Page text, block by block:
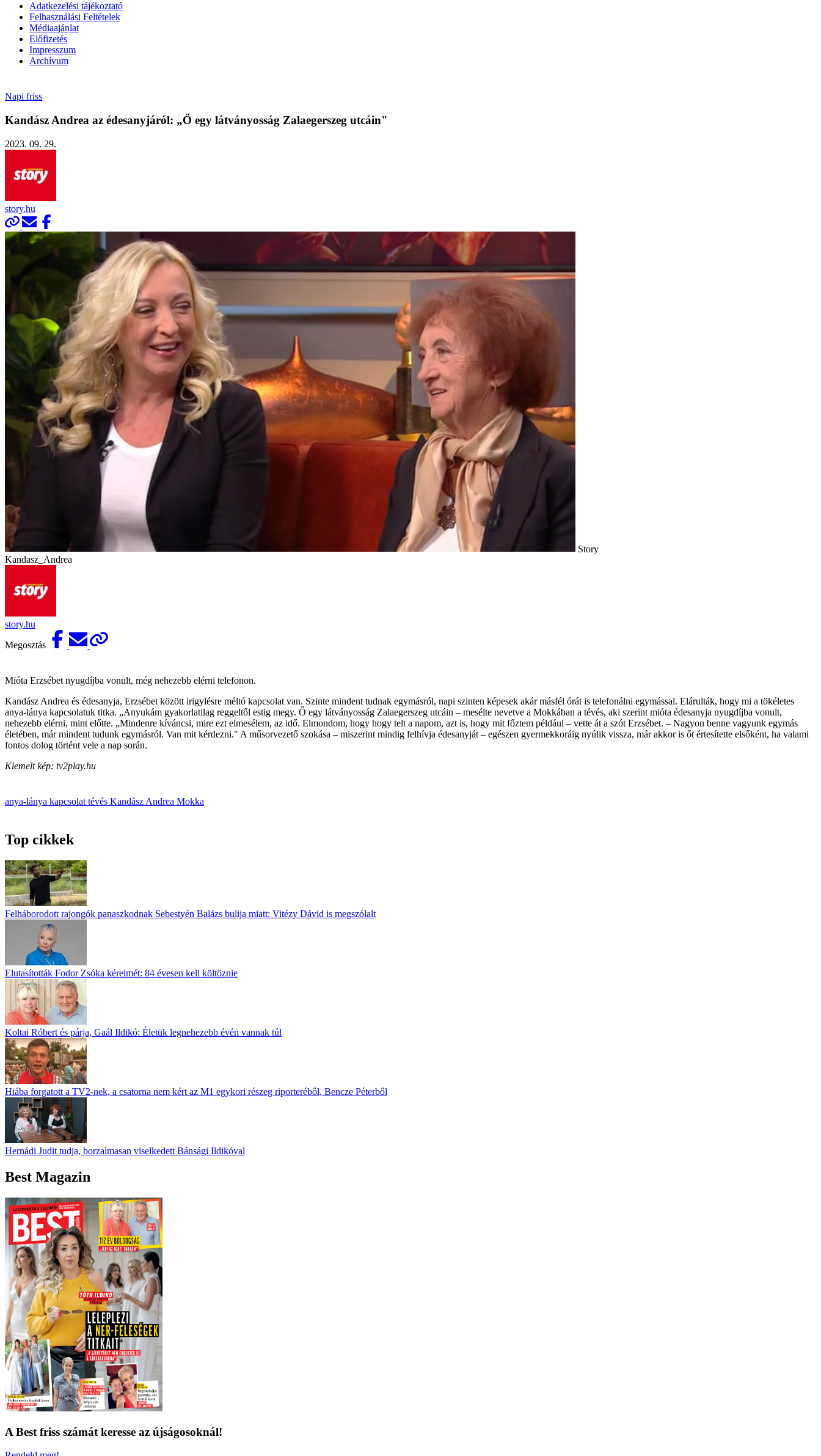
Adatkezelési tájékoztató
Felhasználási Feltételek
Médiaajánlat
Előfizetés
Impresszum
Archívum
Napi friss
Kandász Andrea az édesanyjáról: „Ő egy látványosság Zalaegerszeg utcáin"
2023. 09. 29.
story.hu
Story
Kandasz_Andrea
story.hu
Megosztás
Mióta Erzsébet nyugdíjba vonult, még nehezebb elérni telefonon.
Kandász Andrea és édesanyja, Erzsébet között irigylésre méltó kapcsolat van. Szinte mindent tudnak egymásról, napi szinten képesek akár másfél órát is telefonálni egymással. Elárulták, hogy mi a tökéletes
anya-lánya kapcsolatuk titka. „Anyukám gyakorlatilag reggeltől estig megy. Ő egy látványosság Zalaegerszeg utcáin – mesélte nevetve a Mokkában a tévés, aki szerint mióta édesanyja nyugdíjba vonult,
nehezebb elérni, mint előtte. „Mindenre kíváncsi, mire ezt elmesélem, az idő. Elmondom, hogy hogy telt a napom, azt is, hogy mit főztem például – vette át a szót Erzsébet. – Nagyon benne vagyunk egymás
életében, már mindent tudunk egymásról. Van mit kérdezni." A műsorvezető szokása – miszerint mindig felhívja édesanyját – egészen gyermekkoráig nyúlik vissza, már akkor is őt értesítette elsőként, ha valami
fontos dolog történt vele a nap során.
Kiemelt kép: tv2play.hu
anya-lánya kapcsolat tévés Kandász Andrea Mokka
Top cikkek
Felháborodott rajongók panaszkodnak Sebestyén Balázs bulija miatt: Vitézy Dávid is megszólalt
Elutasították Fodor Zsóka kérelmét: 84 évesen kell költöznie
Koltai Róbert és párja, Gaál Ildikó: Életük legnehezebb évén vannak túl
Hiába forgatott a TV2-nek, a csatorna nem kért az M1 egykori részeg riporteréből, Bencze Péterből
Hernádi Judit tudja, borzalmasan viselkedett Bánsági Ildikóval
Best Magazin
A Best friss számát keresse az újságosoknál!